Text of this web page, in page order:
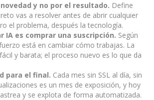
y no por el resultado. Define
vas a resolver antes de abrir cualquier
el problema, después la tecnología.
IA es comprar una suscripción. Según
está en cambiar cómo trabajas. La
y barata; el proceso nuevo es lo que da
para el final. Cada mes sin SSL al día, sin
es un mes de exposición, y hoy
y se explota de forma automatizada.